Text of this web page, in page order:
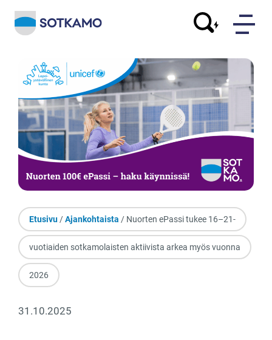
Etusivu/Ajankohtaista / Nuorten ePassi tukee 16–21-
vuotiaiden sotkamolaisten aktiivista arkea myös vuonna
2026
31.10.2025